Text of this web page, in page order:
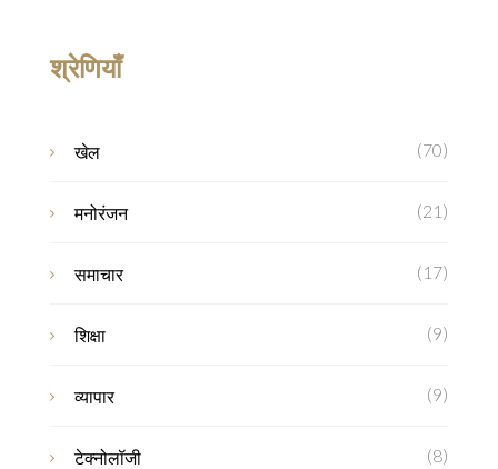
श्रेणियाँ
खेल (70)
मनोरंजन (21)
समाचार (17)
शिक्षा (9)
व्यापार (9)
टेक्नोलॉजी (8)